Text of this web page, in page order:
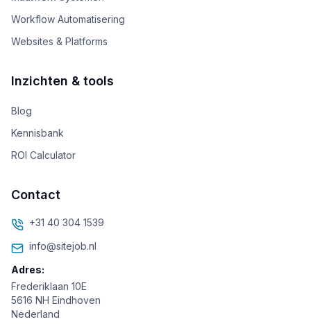
Workflow Automatisering
Websites & Platforms
Inzichten & tools
Blog
Kennisbank
ROI Calculator
Contact
+31 40 304 1539
info@sitejob.nl
Adres:
Frederiklaan 10E
5616 NH Eindhoven
Nederland